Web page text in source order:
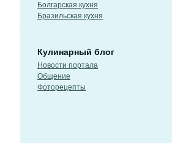
Болгарская кухня
Бразильская кухня
Кулинарный блог
Новости портала
Общение
Фоторецепты